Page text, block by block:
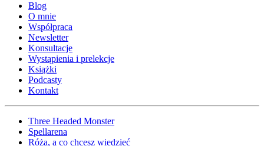
Blog
O mnie
Współpraca
Newsletter
Konsultacje
Wystąpienia i prelekcje
Książki
Podcasty
Kontakt
Three Headed Monster
Spellarena
Róża, a co chcesz wiedzieć